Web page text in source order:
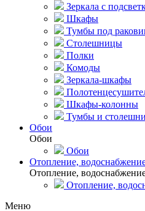
Зеркала с
Шкафы
Тумбы под
Столешницы
Полки
Комоды
Зеркала-шкафы
Шкафы-колонны
Тумбы и
Обои
Обои
Обои
Отопление,
Отопление,
Отопление,
Меню